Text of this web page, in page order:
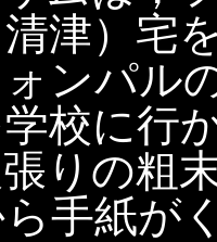
津）宅
ンパル
校に行
りの粗
手紙が